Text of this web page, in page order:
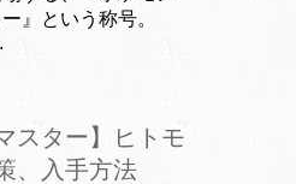
』という称号。
スター】ヒトモ
、入手方法